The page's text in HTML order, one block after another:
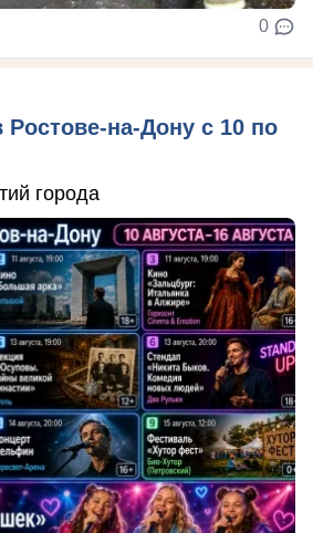
0
Ростове-на-Дону с 10 по
города